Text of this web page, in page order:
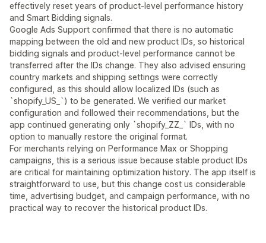
effectively reset years of product-level performance history
and Smart Bidding signals.
Google Ads Support confirmed that there is no automatic
mapping between the old and new product IDs, so historical
bidding signals and product-level performance cannot be
transferred after the IDs change. They also advised ensuring
country markets and shipping settings were correctly
configured, as this should allow localized IDs (such as
`shopify_US_`) to be generated. We verified our market
configuration and followed their recommendations, but the
app continued generating only `shopify_ZZ_` IDs, with no
option to manually restore the original format.
For merchants relying on Performance Max or Shopping
campaigns, this is a serious issue because stable product IDs
are critical for maintaining optimization history. The app itself is
straightforward to use, but this change cost us considerable
time, advertising budget, and campaign performance, with no
practical way to recover the historical product IDs.